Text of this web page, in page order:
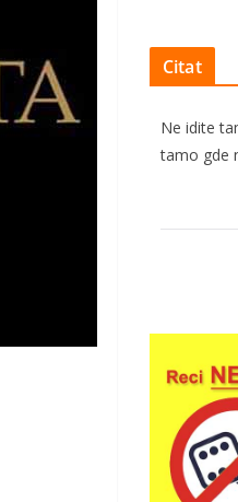
Citat
Ne idite
tamo gde